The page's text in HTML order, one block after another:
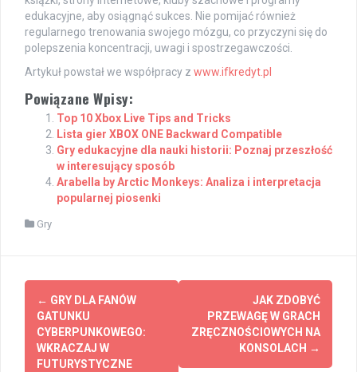
edukacyjne, aby osiągnąć sukces. Nie pomijać również
regularnego trenowania swojego mózgu, co przyczyni się do
polepszenia koncentracji, uwagi i spostrzegawczości.
Artykuł powstał we współpracy z www.ifkredyt.pl
Powiązane Wpisy:
Top 10 Xbox Live Tips and Tricks
Lista gier XBOX ONE Backward Compatible
Gry edukacyjne dla nauki historii: Poznaj przeszłość
w interesujący sposób
Arabella by Arctic Monkeys: Analiza i interpretacja
popularnej piosenki
Gry
Post
navigation
← GRY DLA FANÓW
GATUNKU
CYBERPUNKOWEGO:
WKRACZAJ W
FUTURYSTYCZNE
JAK ZDOBYĆ
PRZEWAGĘ W GRACH
ZRĘCZNOŚCIOWYCH NA
KONSOLACH →